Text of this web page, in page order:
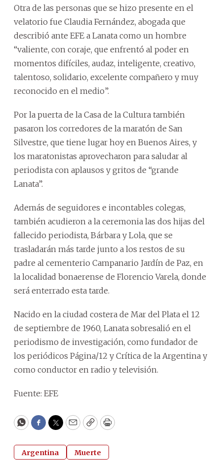
Otra de las personas que se hizo presente en el
velatorio fue Claudia Fernández, abogada que
describió ante EFE a Lanata como un hombre
“valiente, con coraje, que enfrentó al poder en
momentos difíciles, audaz, inteligente, creativo,
talentoso, solidario, excelente compañero y muy
reconocido en el medio”.
Por la puerta de la Casa de la Cultura también
pasaron los corredores de la maratón de San
Silvestre, que tiene lugar hoy en Buenos Aires, y
los maratonistas aprovecharon para saludar al
periodista con aplausos y gritos de “grande
Lanata”.
Además de seguidores e incontables colegas,
también acudieron a la ceremonia las dos hijas del
fallecido periodista, Bárbara y Lola, que se
trasladarán más tarde junto a los restos de su
padre al cementerio Campanario Jardín de Paz, en
la localidad bonaerense de Florencio Varela, donde
será enterrado esta tarde.
Nacido en la ciudad costera de Mar del Plata el 12
de septiembre de 1960, Lanata sobresalió en el
periodismo de investigación, como fundador de
los periódicos Página/12 y Crítica de la Argentina y
como conductor en radio y televisión.
Fuente: EFE
WhatsApp
Facebook
Twitter
EmailCopyPrint
Argentina Muerte